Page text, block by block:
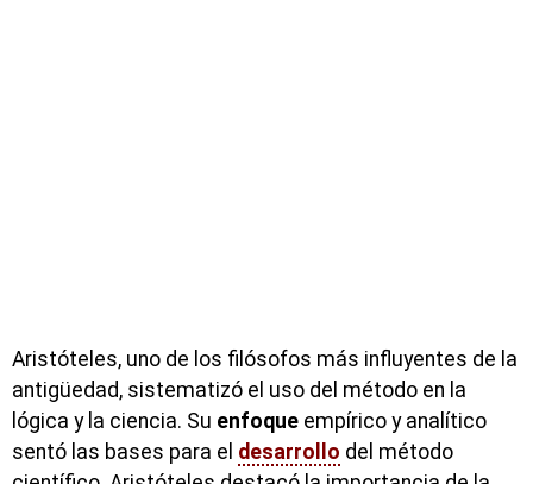
Aristóteles, uno de los filósofos más influyentes de la
antigüedad, sistematizó el uso del método en la
lógica y la ciencia. Su enfoque empírico y analítico
sentó las bases para el desarrollo del método